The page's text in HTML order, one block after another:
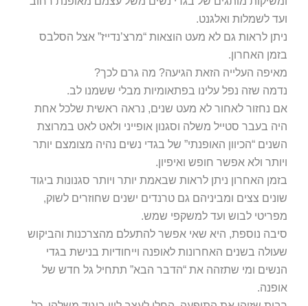
ועד לשמלות ואלגנט.
ניתן לראות גם לא מעט הוצאות “מרצ’נדייז” אצל הסלבס
בזמן האחרון.
מאיפה העלייה הזאת הגיעה? מה גרם לכך?
נדמה שזה נפל עלינו בפתאומיות מבלי ששמנו לב.
אם נחזור לאחור לא מעט שנים, נראה ראשית שלכל אחת
היה בעבר סטייל משלה וסגנון אופייני ולאט לאט במרוצת
השנים “הכיוון האופנתי” של בגדי נשים נהיה מצומצם יותר
ויותר ולא אפשר חופש ואיפיון.
בזמן האחרון ניתן לראות שבאמת יותר ויותר סגנונות ביגוד
שונים צצים ומביניהם גם טרנדים ישנים שחוזרים לשוק,
מפריטי לבוש ועד למשקפי שמש.
סיבה נוספת, היא שאי אפשר להתעלם מהצרכנות והביקוש
שעולה בשנים האחרונות לאופנה וייחודיות בנישת בגדי
הנשים ומי שתזהה את “הדבר הבא” תתחיל גל חדש של
אופנה.